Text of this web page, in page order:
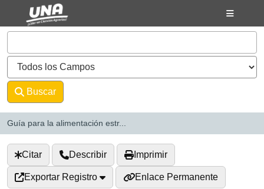
Saltar al contenido
VuFind
Buscar
Guía para la alimentación estr...
Citar Describir Imprimir
Exportar Registro Enlace Permanente